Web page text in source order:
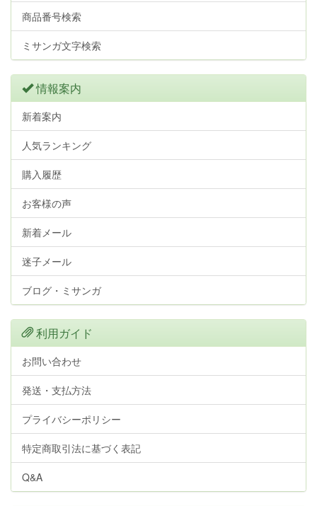
商品番号検索
ミサンガ文字検索
情報案内
新着案内
人気ランキング
購入履歴
お客様の声
新着メール
迷子メール
ブログ・ミサンガ
利用ガイド
お問い合わせ
発送・支払方法
プライバシーポリシー
特定商取引法に基づく表記
Q&A